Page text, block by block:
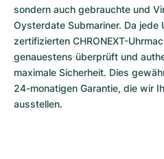
Sea-Dweller
Sky-Dweller
Submariner
Tortue
Baignoire
Ballon Blanc
Roadster
Chronospace
Super Avenger
Galactic
Montbrillant
Spitfire
GST
Vintage
Gebraucht
sondern auch gebrauchte und
Oysterdate Submariner. Da jede
zertifizierten CHRONEXT-
genauestens überprüft und
maximale Sicherheit. Dies
24-monatigen Garantie, die wir
ausstellen.